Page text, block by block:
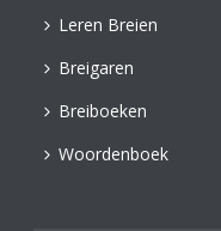
Leren Breien
Breigaren
Breiboeken
Woordenboek